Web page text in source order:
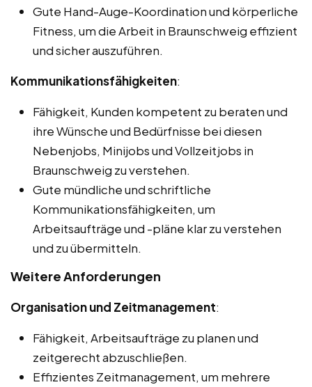
Gute Hand-Auge-Koordination und körperliche
Fitness, um die Arbeit in Braunschweig effizient
und sicher auszuführen.
Kommunikationsfähigkeiten:
Fähigkeit, Kunden kompetent zu beraten und
ihre Wünsche und Bedürfnisse bei diesen
Nebenjobs, Minijobs und Vollzeitjobs in
Braunschweig zu verstehen.
Gute mündliche und schriftliche
Kommunikationsfähigkeiten, um
Arbeitsaufträge und -pläne klar zu verstehen
und zu übermitteln.
Weitere Anforderungen
Organisation und Zeitmanagement:
Fähigkeit, Arbeitsaufträge zu planen und
zeitgerecht abzuschließen.
Effizientes Zeitmanagement, um mehrere